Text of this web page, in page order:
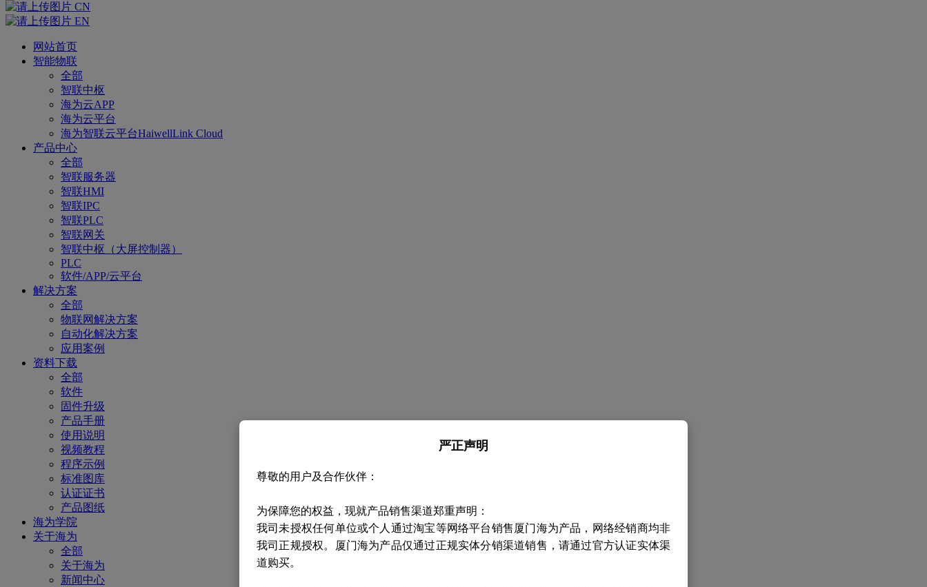
CN
EN
网站首页
智能物联
全部
智联中枢
海为云APP
海为云平台
海为智联云平台HaiwellLink Cloud
产品中心
全部
智联服务器
智联HMI
智联IPC
智联PLC
智联网关
智联中枢（大屏控制器）
PLC
软件/APP/云平台
解决方案
全部
物联网解决方案
自动化解决方案
应用案例
资料下载
全部
软件
固件升级
产品手册
使用说明
视频教程
程序示例
标准图库
认证证书
产品图纸
海为学院
关于海为
全部
关于海为
新闻中心
严正声明
尊敬的用户及合作伙伴：
为保障您的权益，现就产品销售渠道郑重声明：
我司未授权任何单位或个人通过淘宝等网络平台销售厦门海为产品，网络经销商均非
我司正规授权。厦门海为产品仅通过正规实体分销渠道销售，请通过官方认证实体渠
道购买。